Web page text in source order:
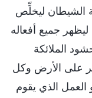
الشيطان ليخلِّص
جميع أفعاله
الملائكة
على الأرض وكل
الذي يقوم